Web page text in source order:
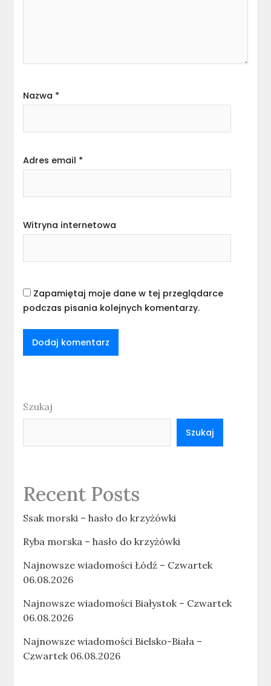
Nazwa *
Adres email *
Witryna internetowa
Zapamiętaj moje dane w tej przeglądarce
podczas pisania kolejnych komentarzy.
Szukaj
Szukaj
Recent Posts
Ssak morski – hasło do krzyżówki
Ryba morska – hasło do krzyżówki
Najnowsze wiadomości Łódź – Czwartek
06.08.2026
Najnowsze wiadomości Białystok – Czwartek
06.08.2026
Najnowsze wiadomości Bielsko-Biała –
Czwartek 06.08.2026